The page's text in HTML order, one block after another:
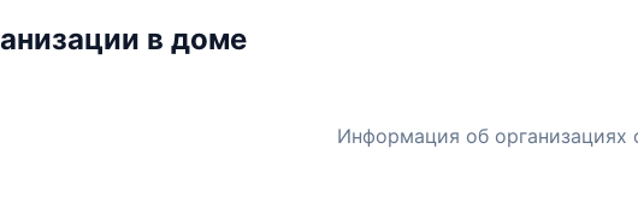
в доме
Информация об организациях